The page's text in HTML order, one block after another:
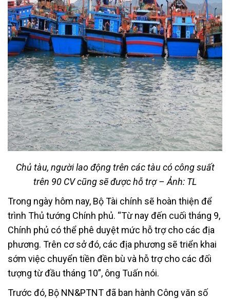
Chủ tàu, người lao động trên các tàu có công suất
trên 90 CV cũng sẽ được hỗ trợ – Ảnh: TL
Trong ngày hôm nay, Bộ Tài chính sẽ hoàn thiện để
trình Thủ tướng Chính phủ. “Từ nay đến cuối tháng 9,
Chính phủ có thể phê duyệt mức hỗ trợ cho các địa
phương. Trên cơ sở đó, các địa phương sẽ triển khai
sớm việc chuyển tiền đền bù và hỗ trợ cho các đối
tượng từ đầu tháng 10”, ông Tuấn nói.
Trước đó, Bộ NN&PTNT đã ban hành Công văn số